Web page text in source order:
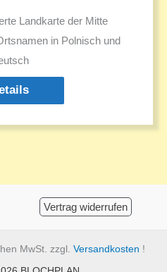
Landkarte der Mitte
in Polnisch und
Vertrag widerrufen
MwSt. zzgl. Versandkosten !